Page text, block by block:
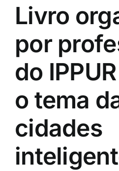
Livro
por
do
o tema
cidades